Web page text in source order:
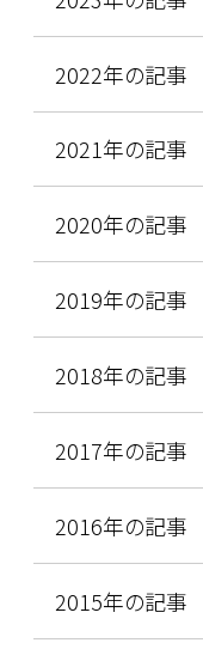
2022年の記事
2021年の記事
2020年の記事
2019年の記事
2018年の記事
2017年の記事
2016年の記事
2015年の記事